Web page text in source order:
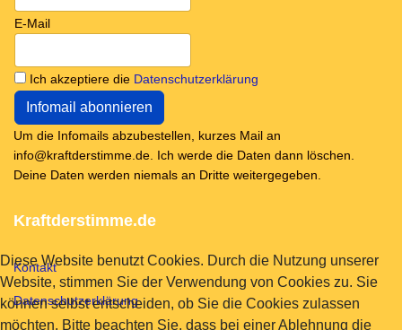
E-Mail
Ich akzeptiere die Datenschutzerklärung
Um die Infomails abzubestellen, kurzes Mail an
info@kraftderstimme.de. Ich werde die Daten dann löschen.
Deine Daten werden niemals an Dritte weitergegeben.
Kraftderstimme.de
Kontakt
Datenschutzerklärung
Diese Website benutzt Cookies. Durch die Nutzung unserer
Website, stimmen Sie der Verwendung von Cookies zu. Sie
können selbst entscheiden, ob Sie die Cookies zulassen
möchten. Bitte beachten Sie, dass bei einer Ablehnung die